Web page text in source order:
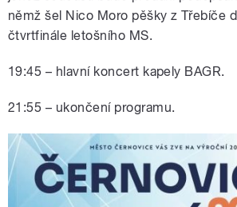
němž šel Nico Moro pěšky z Třebíče
čtvrtfinále letošního MS.
19:45 – hlavní koncert kapely BAGR.
21:55 – ukončení programu.